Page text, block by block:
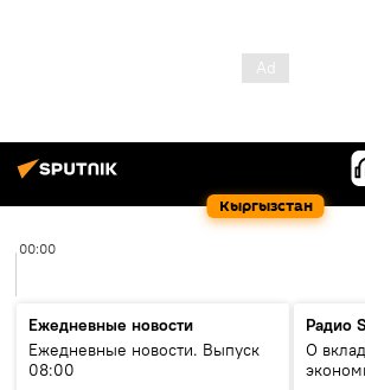
Кыргызстан
00:00
Ежедневные новости
Ежедневные новости. Выпуск
08:00
Радио
О